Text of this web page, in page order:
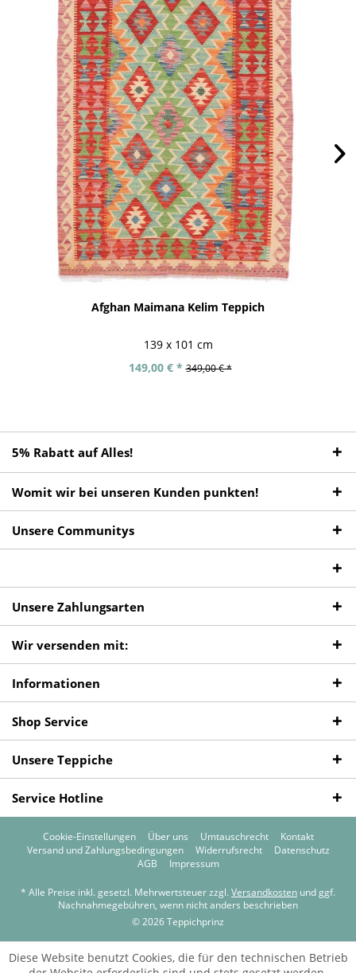
Afghan Maimana Kelim Teppich
139 x 101 cm
149,00 € * 349,00 € *
5% Rabatt auf Alles!
Womit wir bei unseren Kunden punkten!
Unsere Communitys
Unsere Zahlungsarten
Wir versenden mit:
Informationen
Shop Service
Unsere Teppiche
Service Hotline
Cookie-Einstellungen Über uns Umtauschrecht
Kontakt
Versand und Zahlungsbedingungen
Widerrufsrecht
Datenschutz
AGB
Impressum
* Alle Preise inkl. gesetzl. Mehrwertsteuer zzgl. Versandkosten und ggf.
Nachnahmegebühren, wenn nicht anders beschrieben
© 2026 Teppichprinz
Diese Website benutzt Cookies, die für den technischen Betrieb